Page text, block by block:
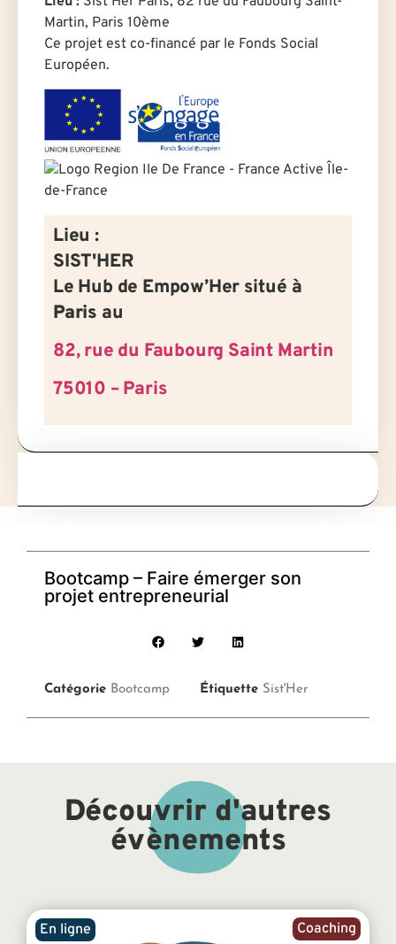
Martin, Paris 10ème
Ce projet est co-financé par le Fonds Social
Européen.
Lieu :
SIST'HER
Le Hub de Empow’Her situé à
Paris au
82, rue du Faubourg Saint Martin
75010 – Paris
Bootcamp – Faire émerger son
projet entrepreneurial
Catégorie Bootcamp Étiquette Sist'Her
Découvrir d'autres
évènements
Coaching
En ligne